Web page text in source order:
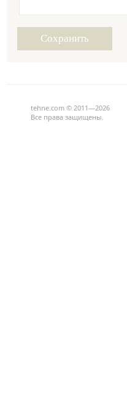
tehne.com © 2011—2026
Все права защищены.